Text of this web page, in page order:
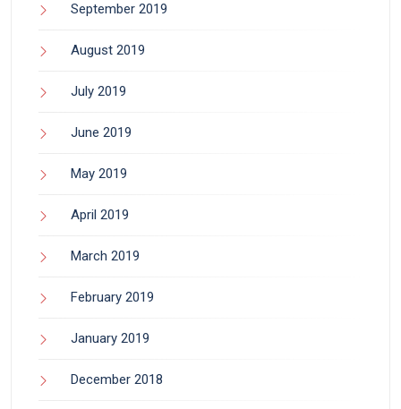
September 2019
August 2019
July 2019
June 2019
May 2019
April 2019
March 2019
February 2019
January 2019
December 2018